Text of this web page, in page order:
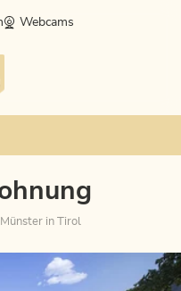
Webcams
Münster in Tirol